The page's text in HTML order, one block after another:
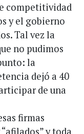
competitividad
y el gobierno
Tal vez la
no pudimos
la
dejó a 40
de una
firmas
y toda